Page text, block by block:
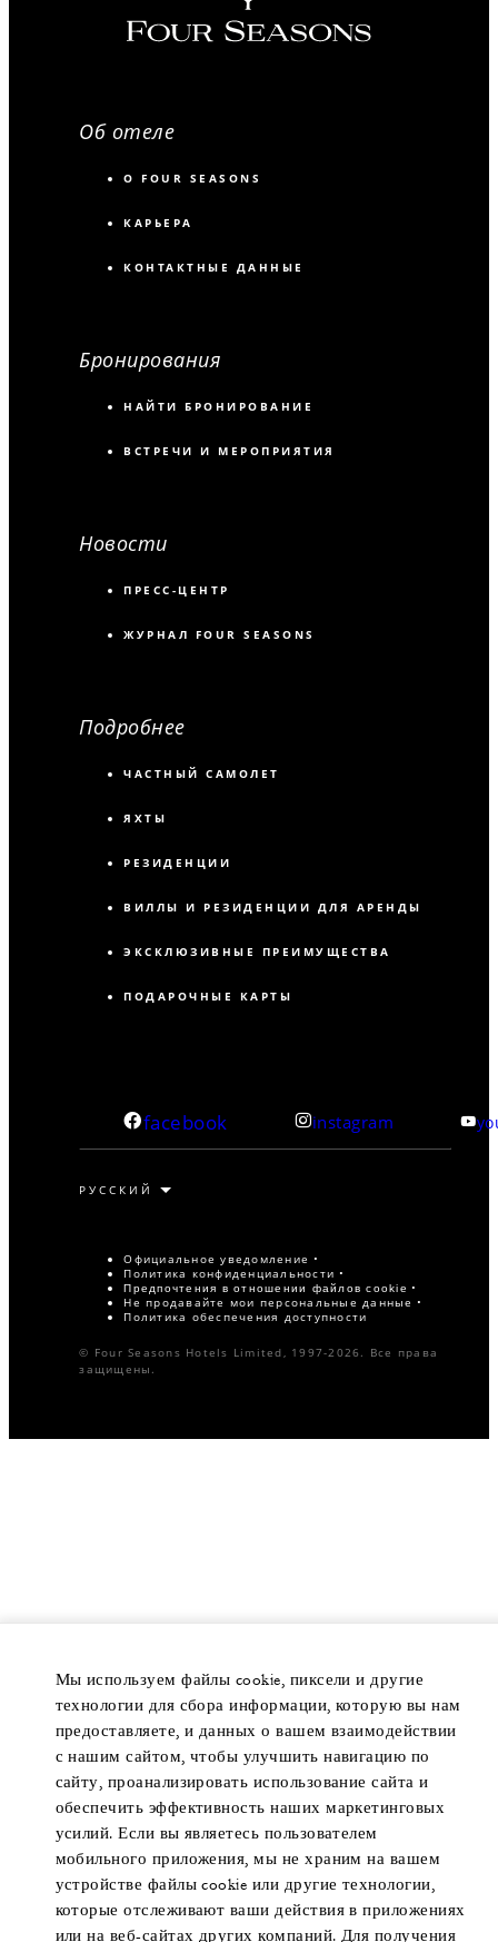
Об отеле
О FOUR SEASONS
КАРЬЕРА
КОНТАКТНЫЕ ДАННЫЕ
Бронирования
НАЙТИ БРОНИРОВАНИЕ
ВСТРЕЧИ И МЕРОПРИЯТИЯ
Новости
ПРЕСС-ЦЕНТР
ЖУРНАЛ FOUR SEASONS
Подробнее
ЧАСТНЫЙ САМОЛЕТ
ЯХТЫ
РЕЗИДЕНЦИИ
ВИЛЛЫ И РЕЗИДЕНЦИИ ДЛЯ АРЕНДЫ
ЭКСКЛЮЗИВНЫЕ ПРЕИМУЩЕСТВА
ПОДАРОЧНЫЕ КАРТЫ
facebook instagram
Официальное уведомление
Политика конфиденциальности
Предпочтения в отношении файлов cookie
Не продавайте мои персональные данные
Политика обеспечения доступности
© Four Seasons Hotels Limited, 1997-2026. Все права
защищены.
Мы используем файлы cookie, пиксели и другие
технологии для сбора информации, которую вы нам
предоставляете, и данных о вашем взаимодействии
с нашим сайтом, чтобы улучшить навигацию по
сайту, проанализировать использование сайта и
обеспечить эффективность наших маркетинговых
усилий. Если вы являетесь пользователем
мобильного приложения, мы не храним на вашем
устройстве файлы cookie или другие технологии,
которые отслеживают ваши действия в приложениях
или на веб-сайтах других компаний. Для получения